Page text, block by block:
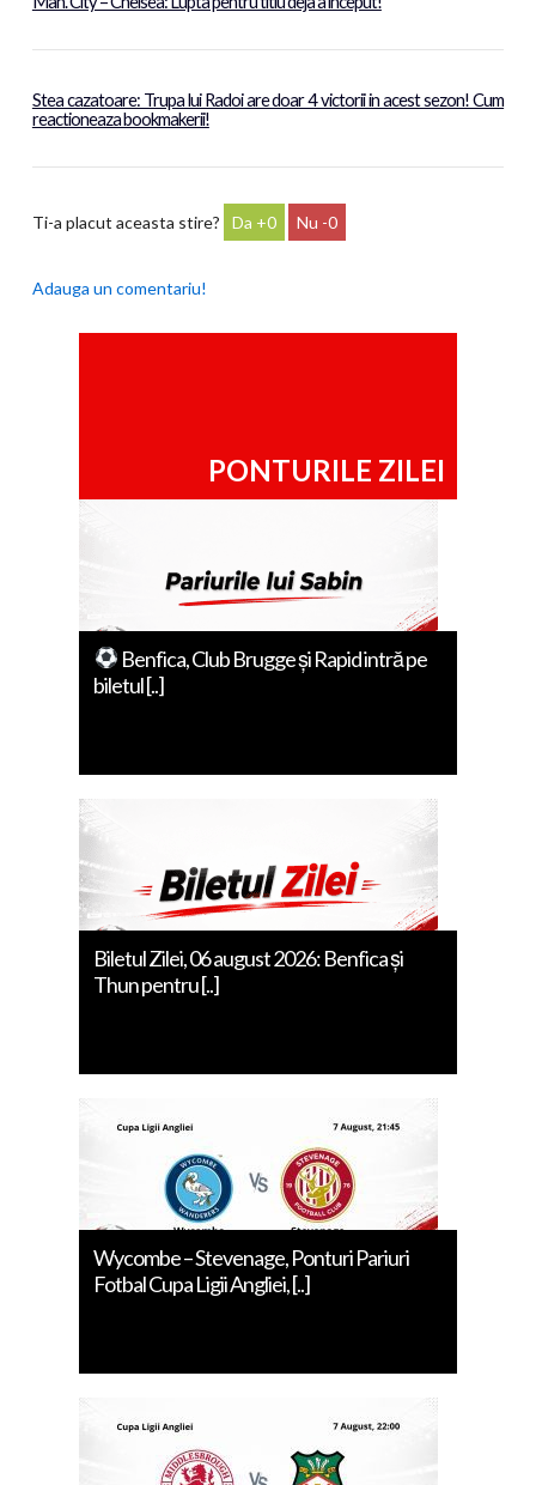
Stea cazatoare: Trupa lui Radoi are doar 4 victorii in acest sezon! Cum
reactioneaza bookmakerii!
Ti-a placut aceasta stire? 0 0
Adauga un comentariu!
PONTURILE ZILEI
Benfica, Club Brugge și Rapid intră pe
biletul [..]
Biletul Zilei, 06 august 2026: Benfica și
Thun pentru [..]
Wycombe – Stevenage, Ponturi Pariuri
Fotbal Cupa Ligii Angliei, [..]